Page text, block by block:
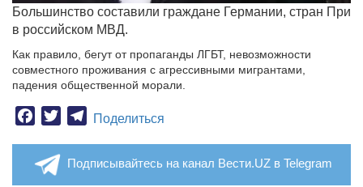
Большинство составили граждане Германии, стран
в российском МВД.
Как правило, бегут от пропаганды ЛГБТ, невозможности
совместного проживания с агрессивными мигрантами,
падения общественной морали.
Facebook
TwitterTelegram
Поделиться
Подписывайтесь на канал Вести.UZ в Telegram